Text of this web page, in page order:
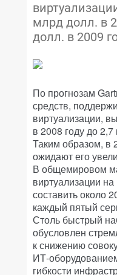
млрд долл. в
долл. в 2009
По прогнозам
средств,
виртуализации,
в 2008 году до
Таким образом, в
ожидают его
В общемировом
виртуализации
составить около
каждый пятый
Столь быстрый
обусловлен
к снижению
ИТ-
гибкости